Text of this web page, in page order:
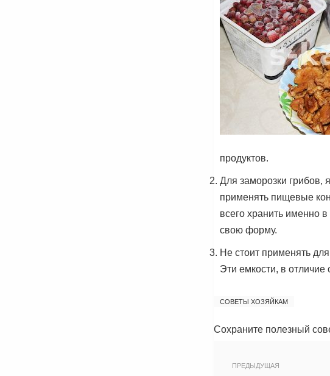
продуктов.
Для заморозки грибов,
применять пищевые
всего хранить именно
свою форму.
Не стоит применять
Эти емкости, в
СОВЕТЫ ХОЗЯЙКАМ
Сохраните полезный
ПРЕДЫДУЩАЯ